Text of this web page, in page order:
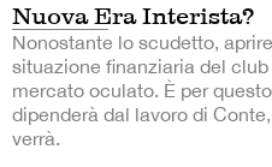
Nuova Era Interista?
Nonostante lo scudetto,
situazione finanziaria del
mercato oculato. È per
dipenderà dal lavoro di
verrà.